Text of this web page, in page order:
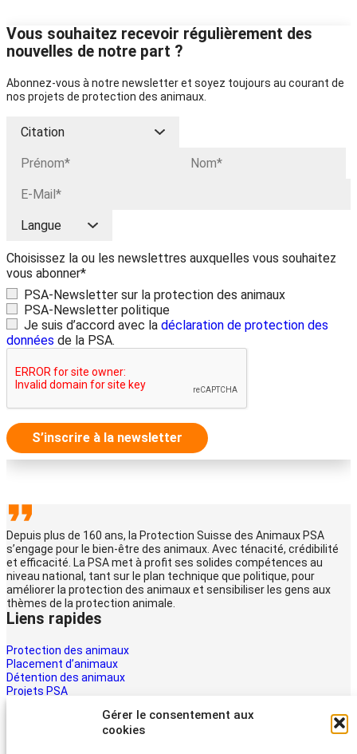
Gérer le consentement aux
cookies
Vous souhaitez recevoir régulièrement des
nouvelles de notre part ?
Abonnez-vous à notre newsletter et soyez toujours au courant de
nos projets de protection des animaux.
Choisissez la ou les newslettres auxquelles vous souhaitez
vous abonner*
PSA-Newsletter sur la protection des animaux
PSA-Newsletter politique
Je suis d’accord avec la déclaration de protection des
données de la PSA.
S’inscrire à la newsletter
Depuis plus de 160 ans, la Protection Suisse des Animaux PSA
s’engage pour le bien-être des animaux. Avec ténacité, crédibilité
et efficacité. La PSA met à profit ses solides compétences au
niveau national, tant sur le plan technique que politique, pour
améliorer la protection des animaux et sensibiliser les gens aux
thèmes de la protection animale.
Liens rapides
Protection des animaux
Placement d’animaux
Détention des animaux
Projets PSA